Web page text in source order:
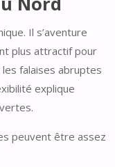
Il s’aventure
plus attractif pour
falaises abruptes
explique
peuvent être assez